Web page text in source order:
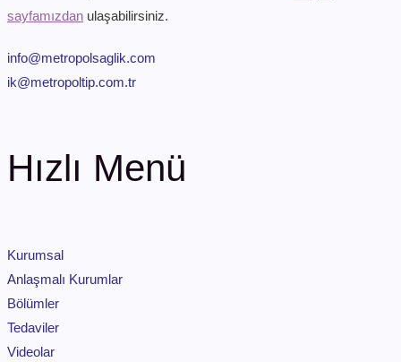
sayfamızdan ulaşabilirsiniz.
info@metropolsaglik.com
ik@metropoltip.com.tr
Hızlı Menü
Kurumsal
Anlaşmalı Kurumlar
Bölümler
Tedaviler
Videolar